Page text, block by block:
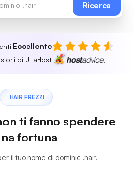
Ricerca
Eccellente
di UltaHost
.HAIR PREZZI
ti fanno spendere
fortuna
il tuo nome di dominio .hair.